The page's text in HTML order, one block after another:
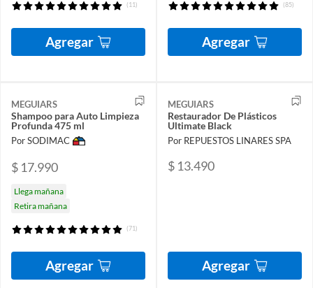
(11)
Agregar
(85)
Agregar
MEGUIARS
Shampoo para Auto Limpieza
Profunda 475 ml
Por SODIMAC
$ 17.990
Llega mañana
Retira mañana
(71)
Agregar
MEGUIARS
Restaurador De Plásticos
Ultimate Black
Por REPUESTOS LINARES SPA
$ 13.490
Agregar